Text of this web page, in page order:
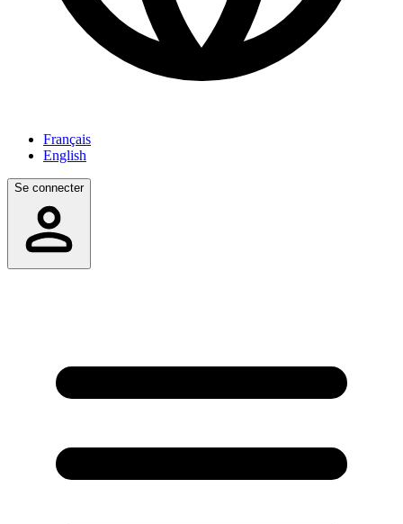
Français
English
Se connecter